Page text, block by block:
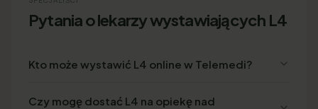
Pytania o lekarzy wystawiających L4
Kto może wystawić L4 online w Telemedi?
Czy mogę dostać L4 na opiekę nad